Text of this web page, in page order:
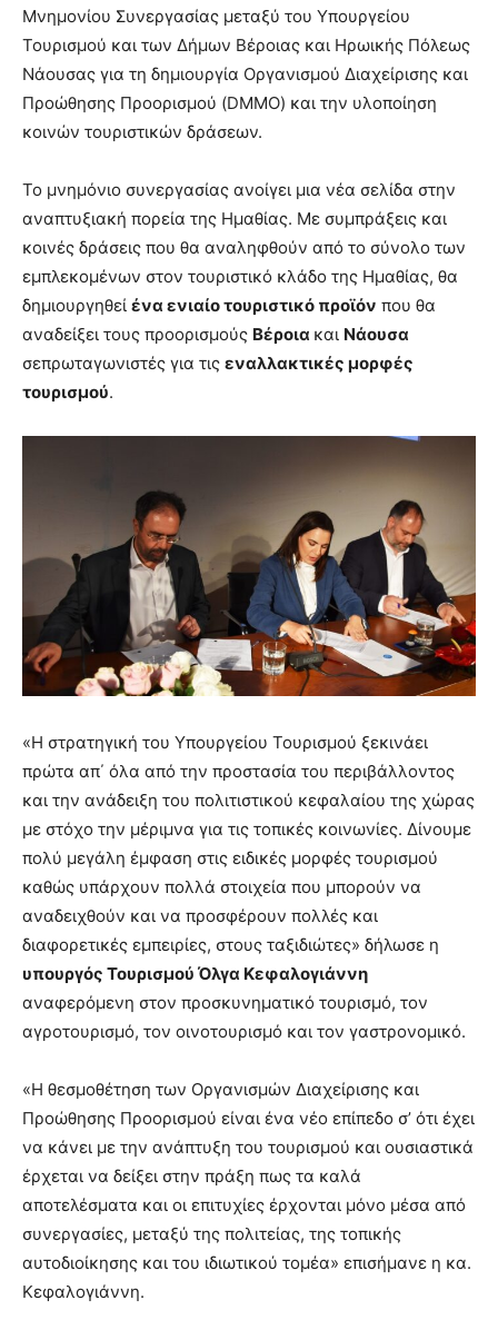
Μνημονίου Συνεργασίας μεταξύ του Υπουργείου
Τουρισμού και των Δήμων Βέροιας και Ηρωικής Πόλεως
Νάουσας για τη δημιουργία Οργανισμού Διαχείρισης και
Προώθησης Προορισμού (DMMO) και την υλοποίηση
κοινών τουριστικών δράσεων.
Το μνημόνιο συνεργασίας ανοίγει μια νέα σελίδα στην
αναπτυξιακή πορεία της Ημαθίας. Με συμπράξεις και
κοινές δράσεις που θα αναληφθούν από το σύνολο των
εμπλεκομένων στον τουριστικό κλάδο της Ημαθίας, θα
δημιουργηθεί ένα ενιαίο τουριστικό προϊόν που θα
αναδείξει τους προορισμούς Βέροια και Νάουσα
σεπρωταγωνιστές για τις εναλλακτικές μορφές
τουρισμού.
«Η στρατηγική του Υπουργείου Τουρισμού ξεκινάει
πρώτα απ΄ όλα από την προστασία του περιβάλλοντος
και την ανάδειξη του πολιτιστικού κεφαλαίου της χώρας
με στόχο την μέριμνα για τις τοπικές κοινωνίες. Δίνουμε
πολύ μεγάλη έμφαση στις ειδικές μορφές τουρισμού
καθώς υπάρχουν πολλά στοιχεία που μπορούν να
αναδειχθούν και να προσφέρουν πολλές και
διαφορετικές εμπειρίες, στους ταξιδιώτες» δήλωσε η
υπουργός Τουρισμού Όλγα Κεφαλογιάννη
αναφερόμενη στον προσκυνηματικό τουρισμό, τον
αγροτουρισμό, τον οινοτουρισμό και τον γαστρονομικό.
«Η θεσμοθέτηση των Οργανισμών Διαχείρισης και
Προώθησης Προορισμού είναι ένα νέο επίπεδο σ’ ότι έχει
να κάνει με την ανάπτυξη του τουρισμού και ουσιαστικά
έρχεται να δείξει στην πράξη πως τα καλά
αποτελέσματα και οι επιτυχίες έρχονται μόνο μέσα από
συνεργασίες, μεταξύ της πολιτείας, της τοπικής
αυτοδιοίκησης και του ιδιωτικού τομέα» επισήμανε η κα.
Κεφαλογιάννη.